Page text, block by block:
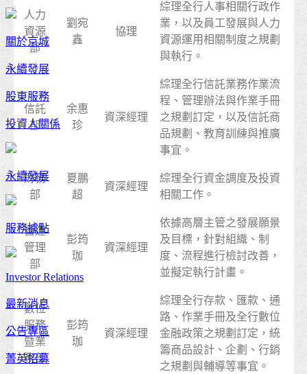
關於京城
永續發展
股東服務
投資人關係
永續發展
服務據點
Investor Relations
最新消息
公告專區
菁英招募
人力
資源
部
劉宛
鑫
協理
綜理全行人事相關行政作
業，以及員工發展與人力
資源運用相關制度之規劃
與執行。
信託
部
余惠
珍
資深經理
綜理全行信託業務作業流
程、管理辦法與作業手冊
之規劃訂定，以及信託商
品規劃、教育訓練與推廣
事宜。
財務
部
夏鵬
超
資深經理
綜理全行資金調度及投資
相關工作。
營運
管理
部
彭筠
珈
資深經理
依據高層主管之發展願景
及目標，針對組織、制
度、流程進行檢討改善，
並擬定執行計畫。
數位
服務
暨業
務部
彭筠
珈
資深經理
綜理全行存款、匯款、通
路、作業手冊及全行數位
金融政策之規劃訂定，統
籌商品設計、企劃、行銷
之規劃與輔導等事宜。